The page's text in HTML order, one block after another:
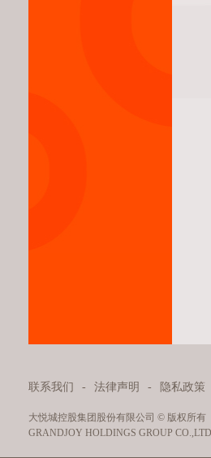
联系我们 - 法律声明 - 隐私政策
大悦城控股集团股份有限公司 © 版权所有
GRANDJOY HOLDINGS GROUP